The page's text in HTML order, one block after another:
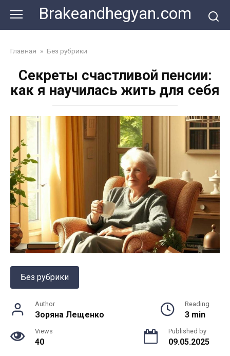
content
Brakeandhegyan.com
Главная » Без рубрики
Секреты счастливой пенсии:
как я научилась жить для себя
Без рубрики
Author
Зоряна Лещенко
Reading
3 min
Views
40
Published by
09.05.2025